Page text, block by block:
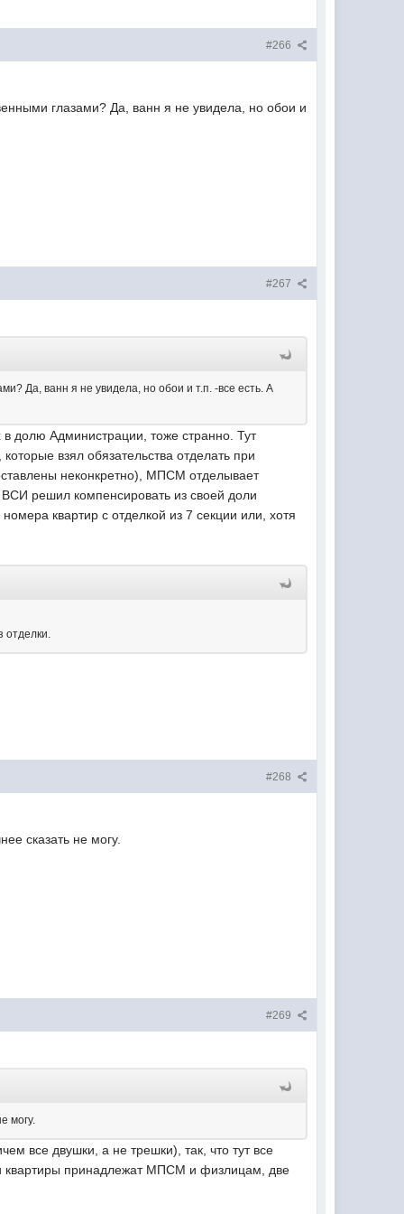
#266
глазами? Да, ванн я не увидела, но обои и
#267
Да, ванн я не увидела, но обои и т.п. -все есть. А
долю Администрации, тоже странно. Тут
взял обязательства отделать при
неконкретно), МПСМ отделывает
ВСИ решил компенсировать из своей доли
квартир с отделкой из 7 секции или, хотя
отделки.
#268
сказать не могу.
#269
могу.
все двушки, а не трешки), так, что тут все
квартиры принадлежат МПСМ и физлицам, две